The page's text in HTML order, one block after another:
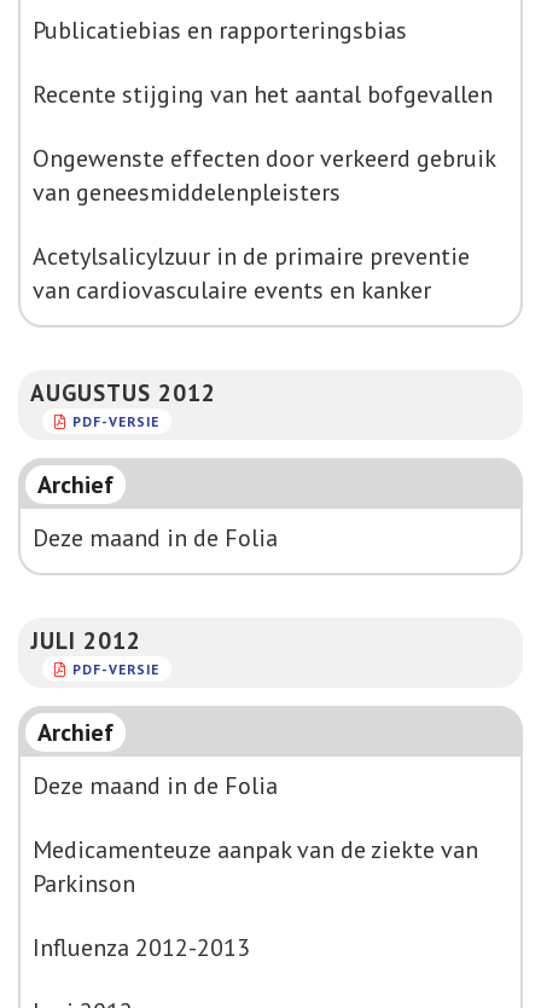
Publicatiebias en rapporteringsbias
Recente stijging van het aantal bofgevallen
Ongewenste effecten door verkeerd gebruik
van geneesmiddelenpleisters
Acetylsalicylzuur in de primaire preventie
van cardiovasculaire events en kanker
AUGUSTUS 2012
PDF-VERSIE
Archief
Deze maand in de Folia
JULI 2012
PDF-VERSIE
Archief
Deze maand in de Folia
Medicamenteuze aanpak van de ziekte van
Parkinson
Influenza 2012-2013